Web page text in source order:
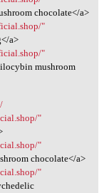
chocolate</a>
"
a>
"
mushroom
"
"
chocolate</a>
"